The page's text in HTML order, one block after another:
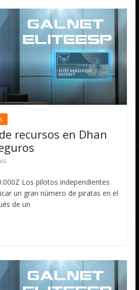
recursos en Dhan
Los pilotos independientes
un gran número de piratas en el
de un